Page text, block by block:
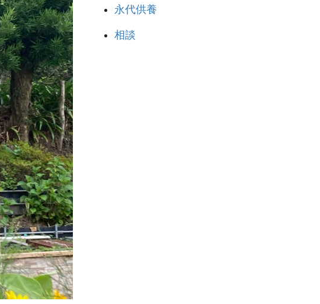
永代供養
相談